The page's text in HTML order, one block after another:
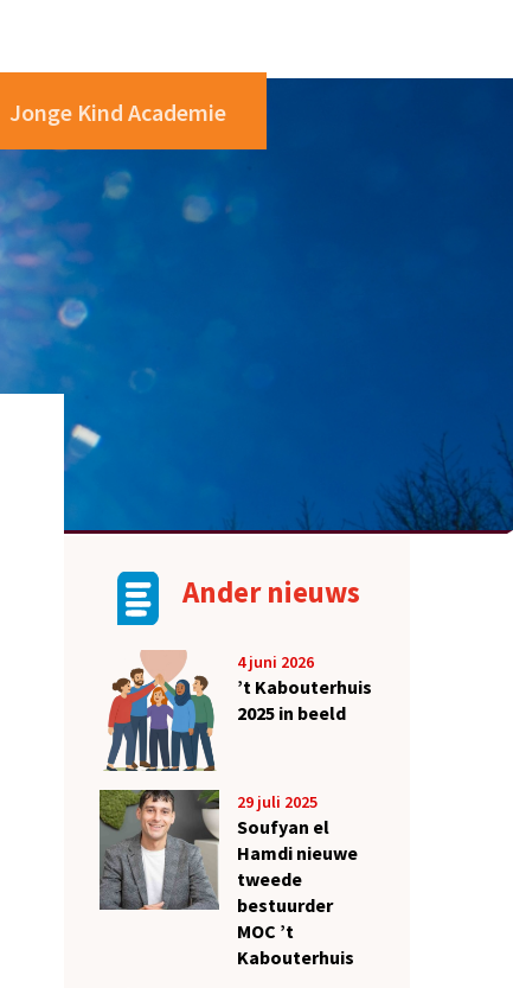
Jonge Kind Academie
Ander nieuws
4 juni 2026
’t Kabouterhuis
2025 in beeld
29 juli 2025
Soufyan el
Hamdi nieuwe
tweede
bestuurder
MOC ’t
Kabouterhuis